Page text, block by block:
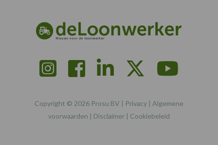
Copyright © 2026 Prosu BV | Privacy | Algemene
voorwaarden | Disclaimer | Cookiebeleid